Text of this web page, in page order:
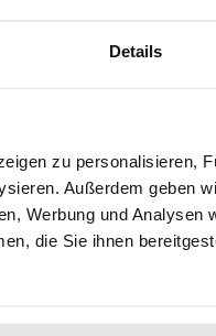
Details
zu personalisieren,
Außerdem geben
Werbung und Analysen
die Sie ihnen